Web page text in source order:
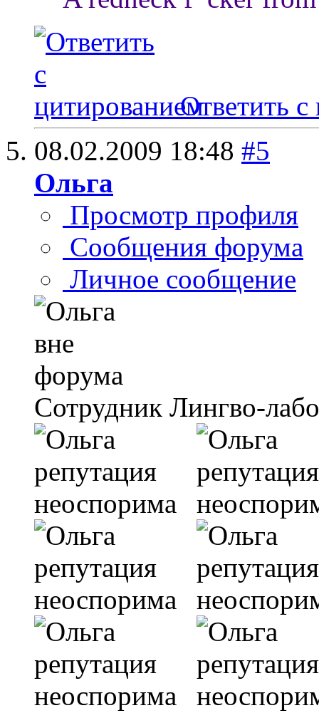
Ответить с
08.02.2009 18:48 #5
Ольга
Просмотр профиля
Сообщения форума
Личное сообщение
Сотрудник Лингво-